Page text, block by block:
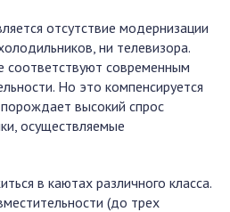
отсутствие модернизации
ни телевизора.
современным
Но это компенсируется
высокий спрос
осуществляемые
в каютах различного класса.
(до трех